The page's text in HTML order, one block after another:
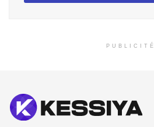
PUBLICITÉ